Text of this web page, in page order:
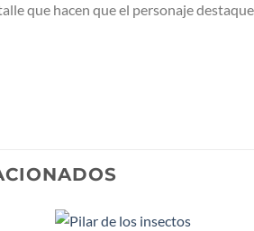
que hacen que el personaje